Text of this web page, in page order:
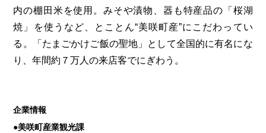
内の棚田米を使用。みそや漬物、器も特産品の「桜湖
焼」を使うなど、とことん“美咲町産”にこだわってい
る。「たまごかけご飯の聖地」として全国的に有名にな
り、年間約７万人の来店客でにぎわう。
企業情報
●美咲町産業観光課